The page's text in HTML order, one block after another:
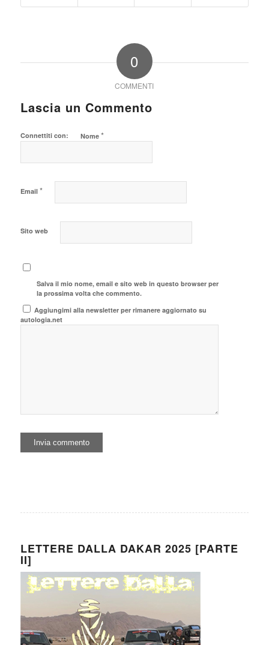
0
COMMENTI
Lascia un Commento
Connettiti con: Nome *
Email *
Sito web
Salva il mio nome, email e sito web in questo browser per
la prossima volta che commento.
Aggiungimi alla newsletter per rimanere aggiornato su
autologia.net
LETTERE DALLA DAKAR 2025 [PARTE
II]